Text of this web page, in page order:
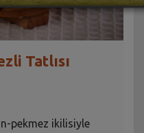
Tatlısı
pekmez ikilisiyle